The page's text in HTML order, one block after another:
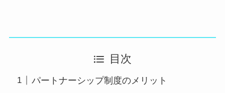
目次
パートナーシップ制度のメリット